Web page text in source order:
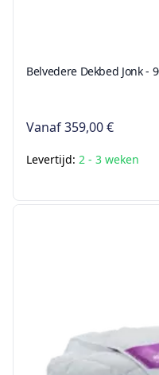
Belvedere Dekbed Jonk -
Vanaf359,00 €
Levertijd: 2 - 3 weken